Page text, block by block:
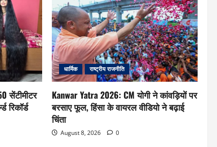
सेंटीमीटर
रिकॉर्ड
धार्मिक राष्ट्रीय राजनीति
Kanwar Yatra 2026: CM योगी ने कांवड़ियों पर
बरसाए फूल, हिंसा के वायरल वीडियो ने बढ़ाई
चिंता
August 8, 2026 0